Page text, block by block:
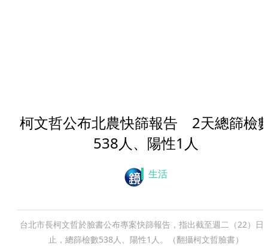
柯文哲公布北農快篩報告 2天總篩檢
538人、陽性1人
生活
台北市長柯文哲於臉書公布專案快篩報告，指出截至週二（22）日
止，總篩檢數538人、陽性1人。（翻攝柯文哲臉書）